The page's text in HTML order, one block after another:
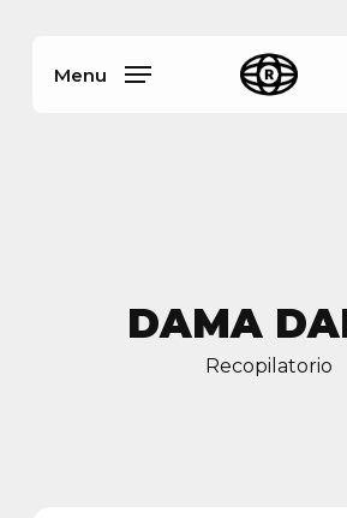
Menu
DAMA
Recopilatorio